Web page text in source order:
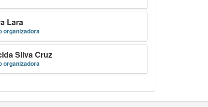
Lara
organizadora
Silva Cruz
organizadora